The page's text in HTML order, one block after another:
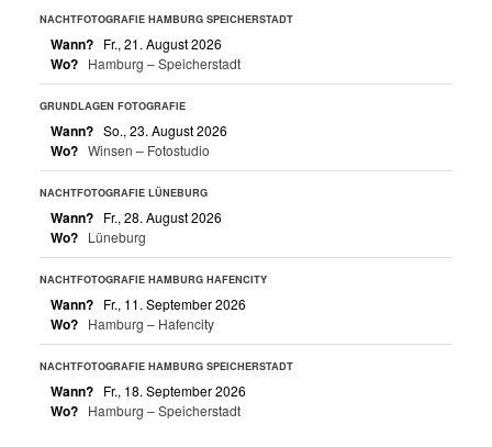
NACHTFOTOGRAFIE HAMBURG SPEICHERSTADT
Wann? Fr., 21. August 2026
Wo? Hamburg – Speicherstadt
GRUNDLAGEN FOTOGRAFIE
Wann? So., 23. August 2026
Wo? Winsen – Fotostudio
NACHTFOTOGRAFIE LÜNEBURG
Wann? Fr., 28. August 2026
Wo? Lüneburg
NACHTFOTOGRAFIE HAMBURG HAFENCITY
Wann? Fr., 11. September 2026
Wo? Hamburg – Hafencity
NACHTFOTOGRAFIE HAMBURG SPEICHERSTADT
Wann? Fr., 18. September 2026
Wo? Hamburg – Speicherstadt